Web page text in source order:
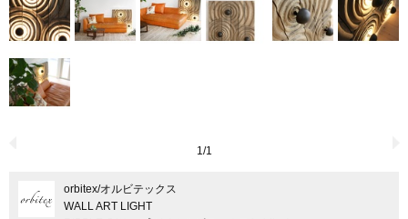
1/1
orbitex/オルビテックス
WALL ART LIGHT